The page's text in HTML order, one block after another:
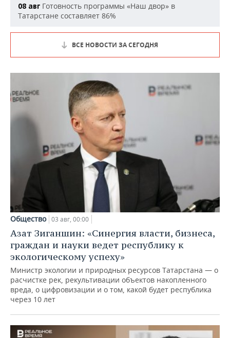
08 авг Готовность программы «Наш двор» в
Татарстане составляет 86%
ВСЕ НОВОСТИ ЗА СЕГОДНЯ
Общество 03 авг, 00:00
Азат Зиганшин: «Синергия власти, бизнеса,
граждан и науки ведет республику к
экологическому успеху»
Министр экологии и природных ресурсов Татарстана — о
расчистке рек, рекультивации объектов накопленного
вреда, о цифровизации и о том, какой будет республика
через 10 лет